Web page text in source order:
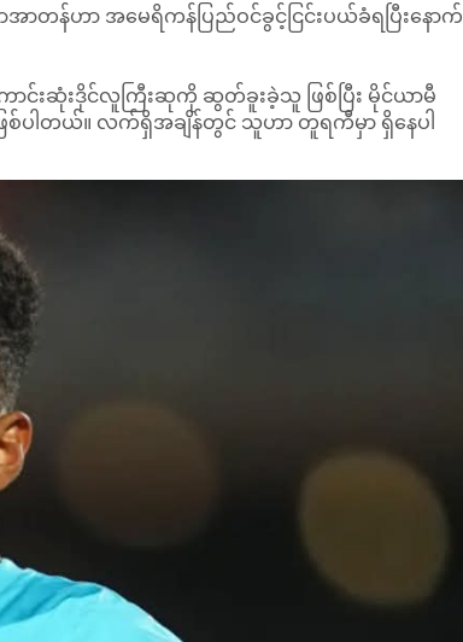
ာတန်ဟာ အမေရိကန်ပြည်ဝင်ခွင့်ငြင်းပယ်ခံရပြီးနောက်
းဆုံးဒိုင်လူကြီးဆုကို ဆွတ်ခူးခဲ့သူ ဖြစ်ပြီး မိုင်ယာမီ
စ်ပါတယ်။ လက်ရှိအချိန်တွင် သူဟာ တူရကီမှာ ရှိနေပါ
င့် မပေးရသလဲဆိုတာ ကြေညာထားခြင်း မရှိပါဘူး။
ငံများထဲမှ တစ်ခု ဖြစ်ပါတယ်။
ကမ္ဘာ့ဖလားဒိုင်လူကြီးများစာရင်းမှ ဖယ်ရှားခဲ့ပါတယ်။
ာ လုံလောက်တဲ့ စာရွက်စာတမ်းအထောက်အထားအပြည်
ပါတယ်။
နောက် သံတမန်နိုင်ငံကူးပတ်စ်ပို့ ကိုင်ဆောင်ထားသူလည်း
ရိကန်တို့က ပူးတွဲကျင်းပလာမဲ့ ကမ္ဘာ့ဖလားပြိုင်ပွဲ
ားပြိုင်ပွဲများတွင် တာဝန်ထမ်းဆောင်ခဲ့ပါတယ်။